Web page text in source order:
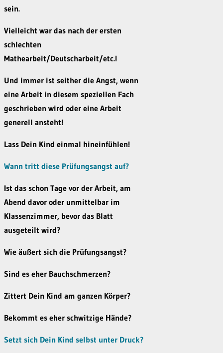
sein.
Vielleicht war das nach der ersten
schlechten
Mathearbeit/Deutscharbeit/etc.!
Und immer ist seither die Angst, wenn
eine Arbeit in diesem speziellen Fach
geschrieben wird oder eine Arbeit
generell ansteht!
Lass Dein Kind einmal hineinfühlen!
Wann tritt diese Prüfungsangst auf?
Ist das schon Tage vor der Arbeit, am
Abend davor oder unmittelbar im
Klassenzimmer, bevor das Blatt
ausgeteilt wird?
Wie äußert sich die Prüfungsangst?
Sind es eher Bauchschmerzen?
Zittert Dein Kind am ganzen Körper?
Bekommt es eher schwitzige Hände?
Setzt sich Dein Kind selbst unter Druck?